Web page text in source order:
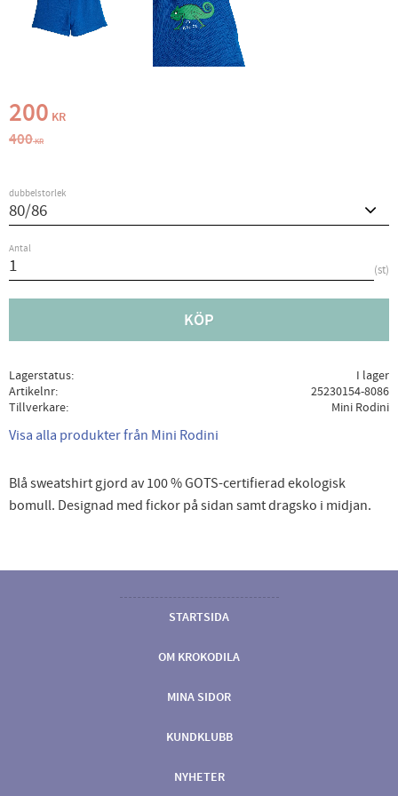
Nedsatt pris:
200 KR
Ordinarie pris:
400KR
dubbelstorlek
Antal
st
KÖP
Lagerstatus
I lager
Artikelnr
25230154-8086
Tillverkare
Mini Rodini
Visa alla produkter från Mini Rodini
Blå sweatshirt gjord av 100 % GOTS-certifierad ekologisk
bomull. Designad med fickor på sidan samt dragsko i midjan.
STARTSIDA
OM KROKODILA
MINA SIDOR
KUNDKLUBB
NYHETER